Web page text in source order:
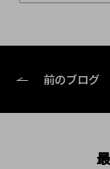
前のブログ